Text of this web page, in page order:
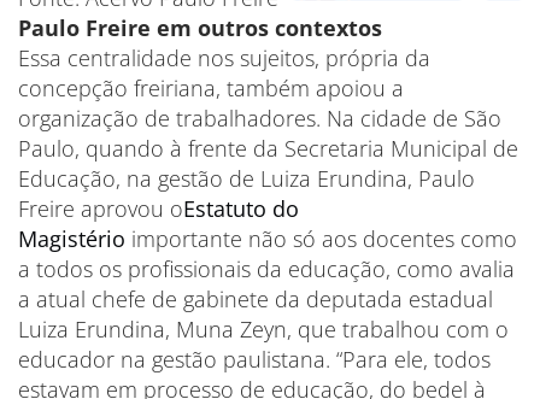
Paulo Freire em outros contextos
Essa centralidade nos sujeitos, própria da
concepção freiriana, também apoiou a
organização de trabalhadores. Na cidade de São
Paulo, quando à frente da Secretaria Municipal de
Educação, na gestão de Luiza Erundina, Paulo
Freire aprovou oEstatuto do
Magistério importante não só aos docentes como
a todos os profissionais da educação, como avalia
a atual chefe de gabinete da deputada estadual
Luiza Erundina, Muna Zeyn, que trabalhou com o
educador na gestão paulistana. “Para ele, todos
estavam em processo de educação, do bedel à